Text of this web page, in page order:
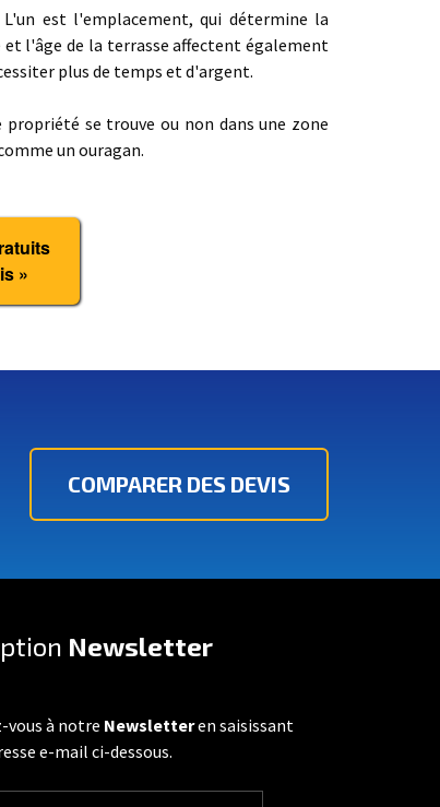
est l'emplacement, qui détermine la
l'âge de la terrasse affectent également
plus de temps et d'argent.
se trouve ou non dans une zone
un ouragan.
»
COMPARER DES DEVIS
Newsletter
vous à notre Newsletteren saisissant
e-mail ci-dessous.